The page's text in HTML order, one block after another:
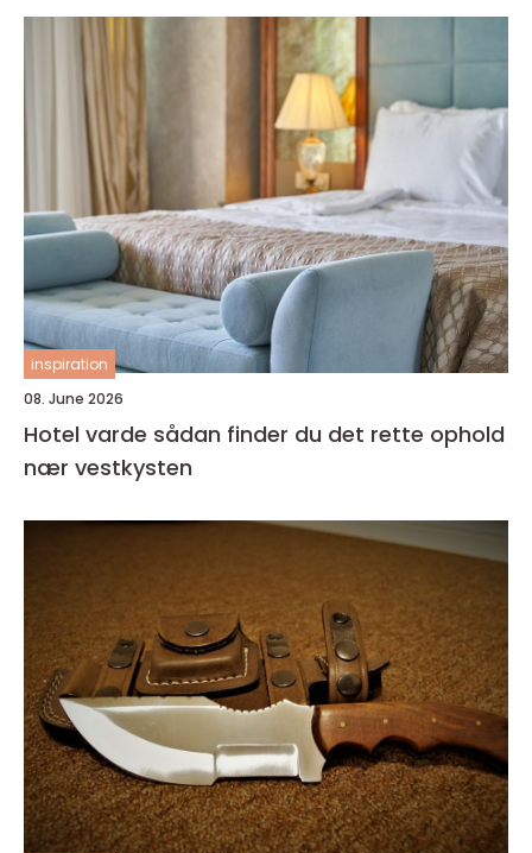
inspiration
08. June 2026
Hotel varde sådan finder du det rette ophold
nær vestkysten